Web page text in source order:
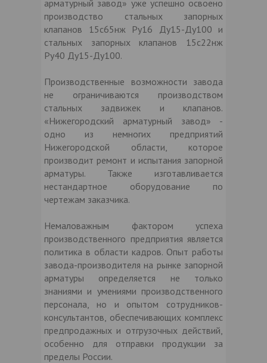
арматурный завод» уже успешно освоено
производство стальных запорных
клапанов 15с65нж Ру16 Ду15-Ду100 и
стальных запорных клапанов 15с22нж
Ру40 Ду15-Ду100.
Производственные возможности завода
не ограничиваются производством
стальных задвижек и клапанов.
«Нижегородский арматурный завод» -
одно из немногих предприятий
Нижегородской области, которое
производит ремонт и испытания запорной
арматуры. Также изготавливается
нестандартное оборудование по
чертежам заказчика.
Немаловажным фактором успеха
производственного предприятия является
политика в области кадров. Опыт работы
завода-производителя на рынке запорной
арматуры определяется не только
знаниями и умениями производственного
персонала, но и опытом сотрудников-
консультантов, обеспечивающих комплекс
предпродажных и отгрузочных действий,
особенно для отправки продукции за
пределы России.